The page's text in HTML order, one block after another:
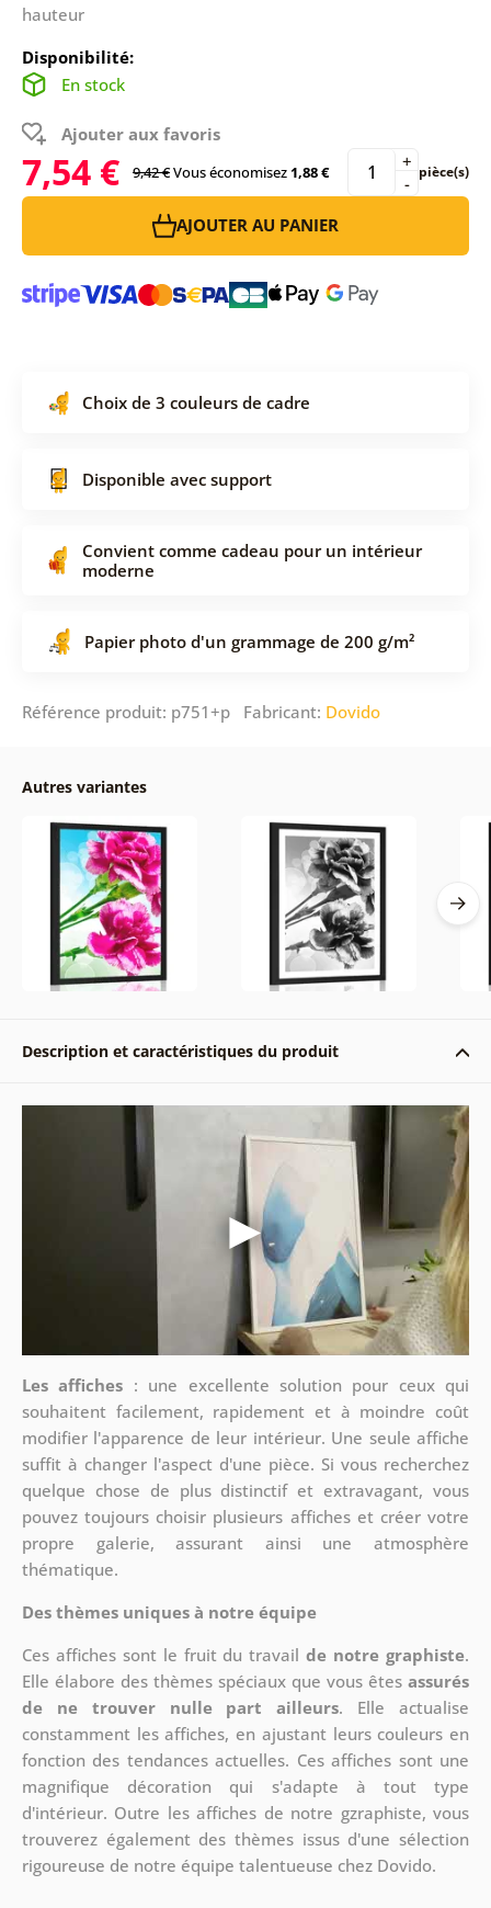
hauteur
Disponibilité:
En stock
Ajouter aux favoris
7,54 € 9,42 €Vous économisez1,88 € -
+ pièce(s)
AJOUTER AU PANIER
Choix de 3 couleurs de cadre
Disponible avec support
Convient comme cadeau pour un intérieur
moderne
Papier photo d'un grammage de 200 g/m²
Référence produit: p751+p Fabricant: Dovido
Autres variantes
Description et caractéristiques du produit
Les affiches : une excellente solution pour ceux qui
souhaitent facilement, rapidement et à moindre coût
modifier l'apparence de leur intérieur. Une seule affiche
suffit à changer l'aspect d'une pièce. Si vous recherchez
quelque chose de plus distinctif et extravagant, vous
pouvez toujours choisir plusieurs affiches et créer votre
propre galerie, assurant ainsi une atmosphère
thématique.
Des thèmes uniques à notre équipe
Ces affiches sont le fruit du travail de notre graphiste.
Elle élabore des thèmes spéciaux que vous êtesassurés
de ne trouver nulle part ailleurs. Elle actualise
constamment les affiches, en ajustant leurs couleurs en
fonction des tendances actuelles. Ces affiches sont une
magnifique décoration qui s'adapte à tout type
d'intérieur. Outre les affiches de notre gzraphiste, vous
trouverez également des thèmes issus d'une sélection
rigoureuse de notre équipe talentueuse chez Dovido.